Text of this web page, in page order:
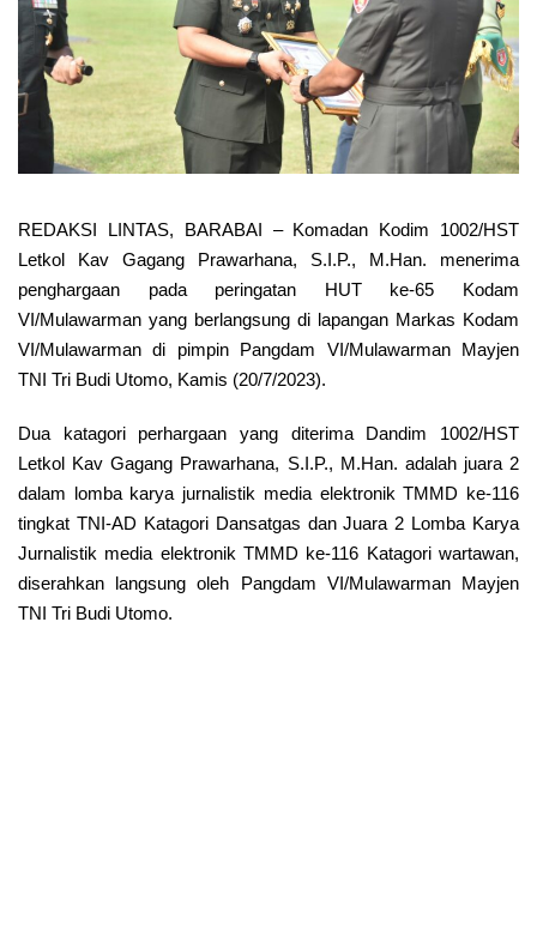
REDAKSI LINTAS, BARABAI – Komadan Kodim 1002/HST
Letkol Kav Gagang Prawarhana, S.I.P., M.Han. menerima
penghargaan pada peringatan HUT ke-65 Kodam
VI/Mulawarman yang berlangsung di lapangan Markas Kodam
VI/Mulawarman di pimpin Pangdam VI/Mulawarman Mayjen
TNI Tri Budi Utomo, Kamis (20/7/2023).
Dua katagori perhargaan yang diterima Dandim 1002/HST
Letkol Kav Gagang Prawarhana, S.I.P., M.Han. adalah juara 2
dalam lomba karya jurnalistik media elektronik TMMD ke-116
tingkat TNI-AD Katagori Dansatgas dan Juara 2 Lomba Karya
Jurnalistik media elektronik TMMD ke-116 Katagori wartawan,
diserahkan langsung oleh Pangdam VI/Mulawarman Mayjen
TNI Tri Budi Utomo.